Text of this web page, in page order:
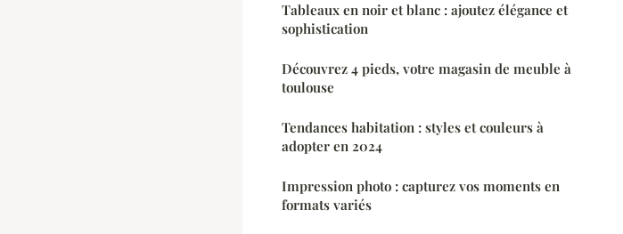
Tableaux en noir et blanc : ajoutez élégance et
sophistication
Découvrez 4 pieds, votre magasin de meuble à
toulouse
Tendances habitation : styles et couleurs à
adopter en 2024
Impression photo : capturez vos moments en
formats variés